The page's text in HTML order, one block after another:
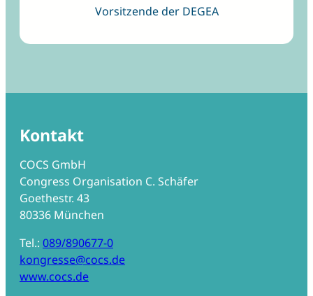
Vorsitzende der DEGEA
Kontakt
COCS GmbH
Congress Organisation C. Schäfer
Goethestr. 43
80336 München
Tel.: 089/890677-0
kongresse@cocs.de
www.cocs.de